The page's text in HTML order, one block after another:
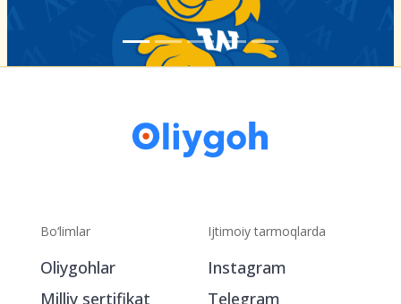
Bo‘limlar
Oliygohlar
Milliy sertifikat
Ijtimoiy tarmoqlarda
Instagram
Telegram